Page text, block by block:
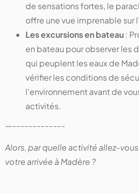
de sensations fortes, le
offre une vue imprenable sur
Les excursions en bateau:
en bateau pour observer les
qui peuplent les eaux de
vérifier les conditions de
l'environnement avant de
activités.
—-------------
Alors, par quelle activité allez-
votre arrivée à Madère ?